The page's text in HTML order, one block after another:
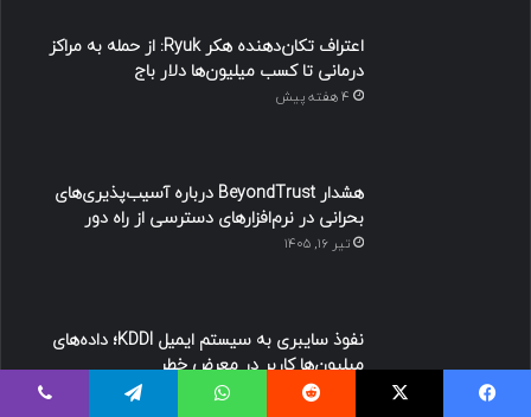
اعتراف تکان‌دهنده هکر Ryuk: از حمله به مراکز
درمانی تا کسب میلیون‌ها دلار باج
4 هفته پیش
هشدار BeyondTrust درباره آسیب‌پذیری‌های
بحرانی در نرم‌افزارهای دسترسی از راه دور
تیر ۱۶, ۱۴۰۵
نفوذ سایبری به سیستم ایمیل KDDI؛ داده‌های
میلیون‌ها کاربر در معرض خطر